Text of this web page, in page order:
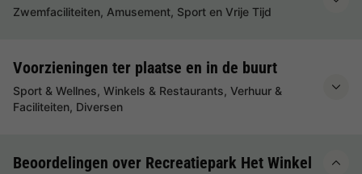
Zwemfaciliteiten, Amusement, Sport en Vrije Tijd
Voorzieningen ter plaatse en in de buurt
Sport & Wellnes, Winkels & Restaurants, Verhuur &
Faciliteiten, Diversen
Beoordelingen over Recreatiepark Het Winkel